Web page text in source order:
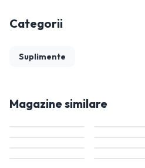
Categorii
Suplimente
Magazine similare